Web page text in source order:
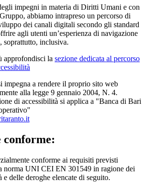
impegni in materia di Diritti Umani e con
abbiamo intrapreso un percorso di
dei canali digitali secondo gli standard
agli utenti un’esperienza di navigazione
soprattutto, inclusiva.
approfondisci la sezione dedicata al percorso
impegna a rendere il proprio sito web
alla legge 9 gennaio 2004, N. 4.
di accessibilità si applica a "Banca di Bari
conforme:
conforme ai requisiti previsti
norma UNI CEI EN 301549 in ragione dei
delle deroghe elencate di seguito.